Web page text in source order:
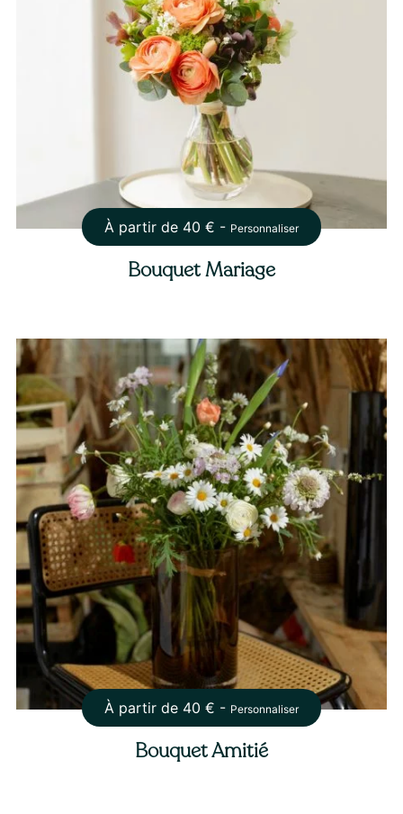
À partir de 40 € - Personnaliser
Bouquet Mariage
À partir de 40 € - Personnaliser
Bouquet Amitié